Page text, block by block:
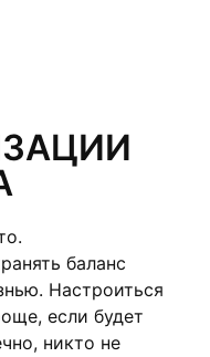
баланс
Настроиться
если будет
никто не